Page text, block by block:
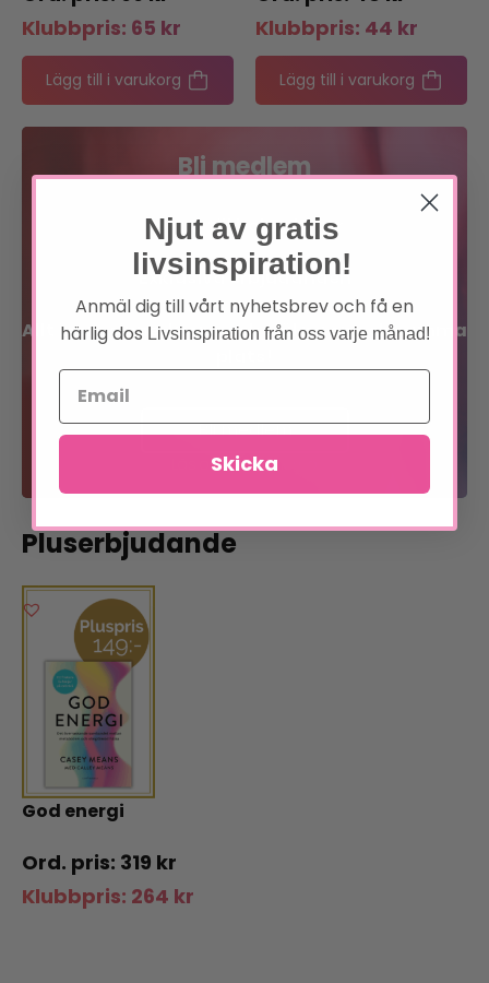
Klubbpris: 65 kr
Lägg till i varukorg
Klubbpris: 44 kr
Lägg till i varukorg
Bli medlem
Förtur till boknyheter
Exklusiva erbjudanden
Allt inom sinne, kropp och själ på en och samma
Bli medlem
Läs om förmånerna
Pluserbjudande
God energi
319 kr
Klubbpris: 264 kr
Njut av gratis
livsinspiration!
Anmäl dig till vårt nyhetsbrev och få en
härlig dos Livsinspiration från oss varje månad!
Skicka